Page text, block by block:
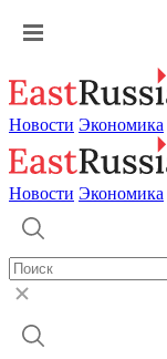
Новости Экономика
Новости Экономика